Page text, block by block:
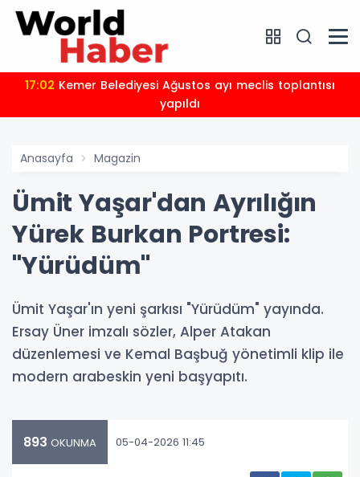
17:02
yapıldı
Anasayfa Magazin
Ümit Yaşar'dan Ayrılığın
Yürek Burkan Portresi:
"Yürüdüm"
Ümit Yaşar'ın yeni şarkısı "Yürüdüm" yayında.
Ersay Üner imzalı sözler, Alper Atakan
düzenlemesi ve Kemal Başbuğ yönetimli klip ile
modern arabeskin yeni başyapıtı.
893 OKUNMA 05-04-2026 11:45